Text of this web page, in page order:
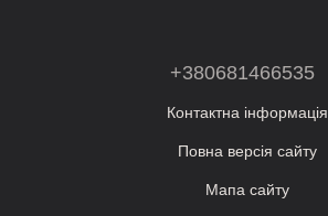
+380681466535
Контактна інформація
Повна версія сайту
Мапа сайту